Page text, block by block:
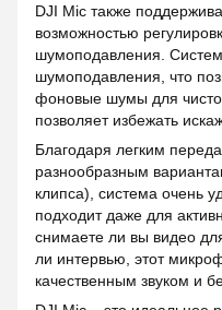
DJI Mic также
возможностью
шумоподавления.
шумоподавления, что
фоновые шумы для
позволяет избежать
Благодаря легким
разнообразным
клипса), система очень
подходит даже для
снимаете ли вы видео
ли интервью, этот
качественным звуком и